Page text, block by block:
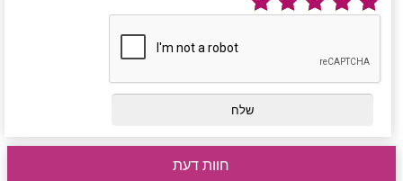
חוות דעת